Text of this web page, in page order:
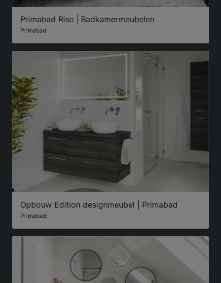
Primabad Rise | Badkamermeubelen
Primabad
Opbouw Edition designmeubel | Primabad
Primabad